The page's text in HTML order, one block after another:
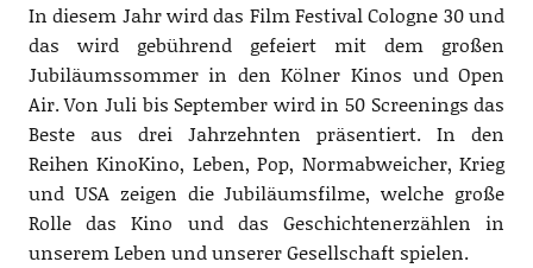
In diesem Jahr wird das Film Festival Cologne 30 und
das wird gebührend gefeiert mit dem großen
Jubiläumssommer in den Kölner Kinos und Open
Air. Von Juli bis September wird in 50 Screenings das
Beste aus drei Jahrzehnten präsentiert. In den
Reihen KinoKino, Leben, Pop, Normabweicher, Krieg
und USA zeigen die Jubiläumsfilme, welche große
Rolle das Kino und das Geschichtenerzählen in
unserem Leben und unserer Gesellschaft spielen.